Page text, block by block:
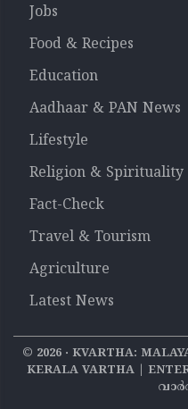
Jobs
Food & Recipes
Education
Aadhaar & PAN News
Lifestyle
Religion & Spirituality
Fact-Check
Travel & Tourism
Agriculture
Latest News
© 2026‧ KVARTHA:
KERALA VARTHA |